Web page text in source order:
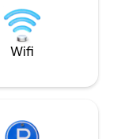
les étoiles et la
préservée. Idéal
recherche de
détente à
Numéro RNO :
Wifi